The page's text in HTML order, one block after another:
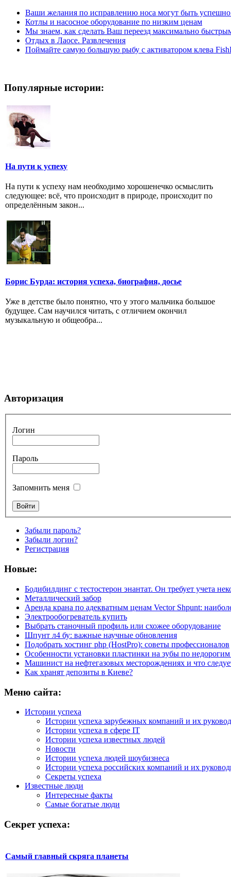
Ваши желания по исправлению носа могут быть
Котлы и насосное оборудование по низким ценам
Мы знаем, как сделать Ваш переезд максимально
Отдых в Лаосе. Развлечения
Поймайте самую большую рыбу с активатором клева
Популярные истории:
На пути к успеху
На пути к успеху нам необходимо хорошенечко осмыслить
следующее: всё, что происходит в природе, происходит по
определённым закон...
Борис Бурда: история успеха, биография, досье
Уже в детстве было понятно, что у этого мальчика большое
будущее. Сам научился читать, с отличием окончил
музыкальную и общеобра...
Авторизация
Логин
Пароль
Запомнить меня
Забыли пароль?
Забыли логин?
Регистрация
Новые:
Бодибилдинг с тестостерон энантат. Он требует учета
Металлический забор
Аренда крана по адекватным ценам Vector Shpunt:
Электрообогреватель купить
Выбрать станочный профиль или схожее оборудование
Шпунт л4 бу: важные научные обновления
Подобрать хостинг php (HostPro): советы профессионалов
Особенности установки пластинки на зубы по
Машинист на нефтегазовых месторождениях и что
Как хранят депозиты в Киеве?
Меню сайта:
Истории успеха
Истории успеха зарубежных компаний и их
Истории успеха в сфере IT
Истории успеха известных людей
Новости
Истории успеха людей шоубизнеса
Истории успеха российских компаний и их
Секреты успеха
Известные люди
Интересные факты
Самые богатые люди
Секрет успеха:
Самый главный скряга планеты